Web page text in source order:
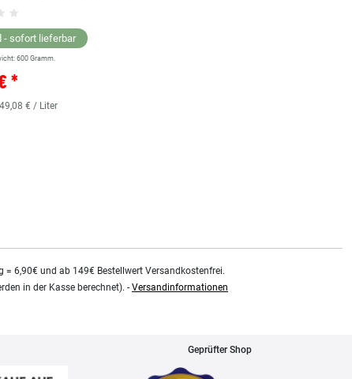
- sofort lieferbar
600 Gramm.
*
€ / Liter
= 6,90€ und ab 149€ Bestellwert Versandkostenfrei.
in der Kasse berechnet). - Versandinformationen
Geprüfter Shop